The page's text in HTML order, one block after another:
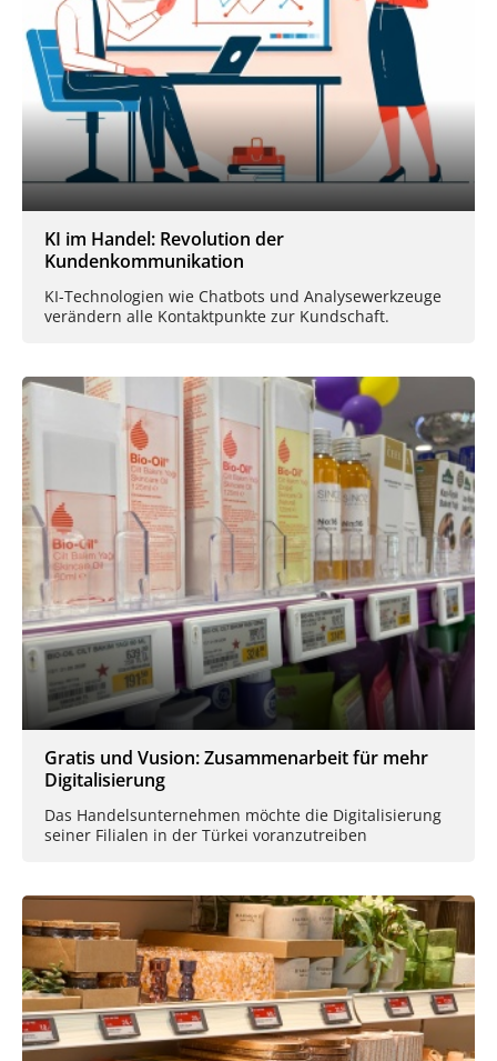
KI im Handel: Revolution der
Kundenkommunikation
KI-Technologien wie Chatbots und Analysewerkzeuge
verändern alle Kontaktpunkte zur Kundschaft.
Gratis und Vusion: Zusammenarbeit für mehr
Digitalisierung
Das Handelsunternehmen möchte die Digitalisierung
seiner Filialen in der Türkei voranzutreiben